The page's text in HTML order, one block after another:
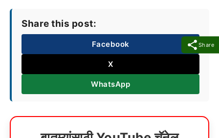
Share
Share this post:
Facebook
X
WhatsApp